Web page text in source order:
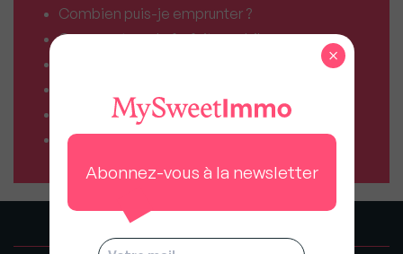
Combien puis-je emprunter ?
Comparateur de forfaits mobile
Résiliez vos abonnements facilement
Comparateur d’assurances
Abonnez-vous à la newsletter
×